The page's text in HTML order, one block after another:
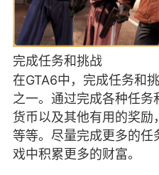
游戏商城 每日签到
游民通 Lv.13
版主
19 23:03
电脑端 问题解决
我在商城购买的虚拟产
在那里查看卡密？
完成任务和挑战
在GTA6中，完成任务和
之一。通过完成各种任
货币以及其他有用的奖
等等。尽量完成更多的
戏中积累更多的财富。